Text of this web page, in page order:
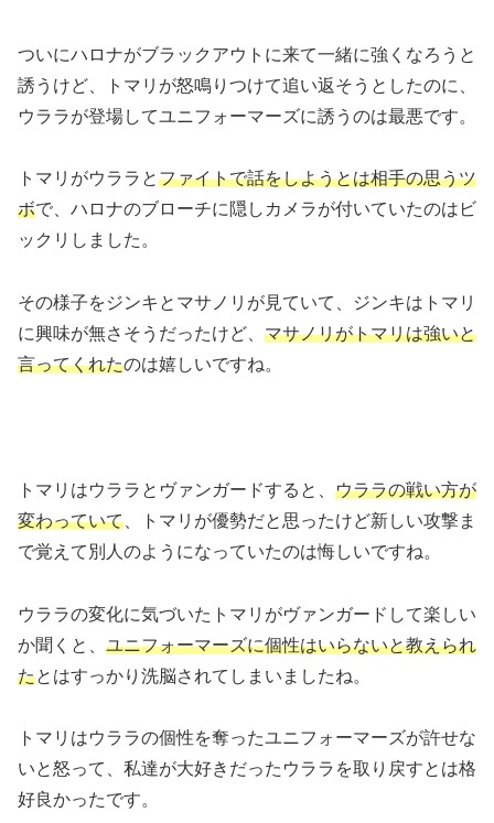
ついにハロナがブラックアウトに来て一緒に強くなろうと
誘うけど、トマリが怒鳴りつけて追い返そうとしたのに、
ウララが登場してユニフォーマーズに誘うのは最悪です。
トマリがウララとファイトで話をしようとは相手の思うツ
ボで、ハロナのブローチに隠しカメラが付いていたのはビ
ックリしました。
その様子をジンキとマサノリが見ていて、ジンキはトマリ
に興味が無さそうだったけど、 マサノリがトマリは強いと
言ってくれたのは嬉しいですね。
トマリはウララとヴァンガードすると、 ウララの戦い方が
変わっていて 、トマリが優勢だと思ったけど新しい攻撃ま
で覚えて別人のようになっていたのは悔しいですね。
ウララの変化に気づいたトマリがヴァンガードして楽しい
か聞くと、 ユニフォーマーズに個性はいらないと教えられ
たとはすっかり洗脳されてしまいましたね。
トマリはウララの個性を奪ったユニフォーマーズが許せな
いと怒って、私達が大好きだったウララを取り戻すとは格
好良かったです。